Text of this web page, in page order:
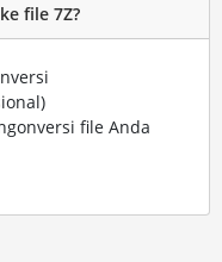
file 7Z?
file Anda